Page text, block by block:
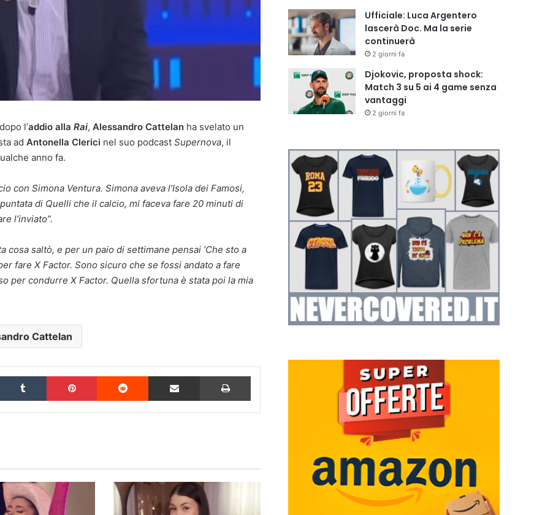
l’addio alla Rai, Alessandro Cattelan ha svelato un
ad Antonella Clerici nel suo podcast Supernova, il
anno fa.
con Simona Ventura. Simona aveva l’Isola dei Famosi,
di Quelli che il calcio, mi faceva fare 20 minuti di
l’inviato”.
cosa saltò, e per un paio di settimane pensai ‘Che sto a
fare X Factor. Sono sicuro che se fossi andato a fare
per condurre X Factor. Quella sfortuna è stata poi la mia
Cattelan
Tumblr Pinterest Reddit Condividi via Email Stampa
Ufficiale: Luca Argentero
lascerà Doc. Ma la serie
continuerà
2 giorni fa
Djokovic, proposta shock:
Match 3 su 5 ai 4 game senza
vantaggi
2 giorni fa